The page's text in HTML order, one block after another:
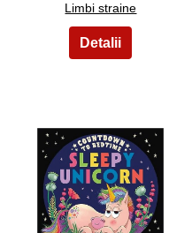
Limbi straine
5